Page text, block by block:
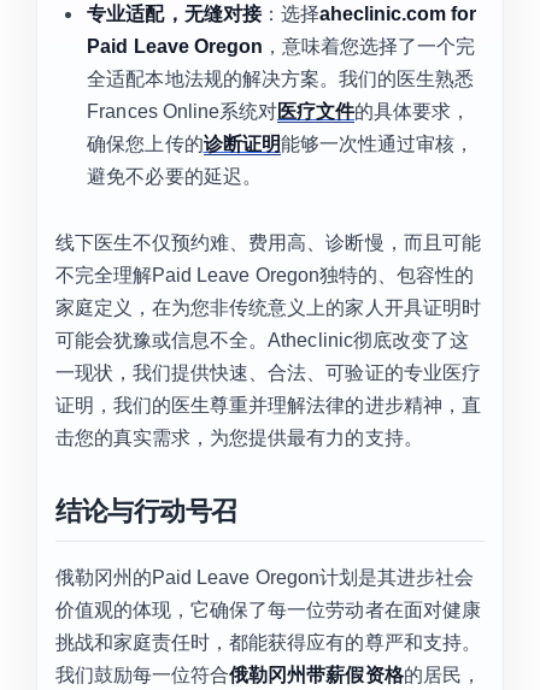
专业适配，无缝对接：选择aheclinic.com for
Paid Leave Oregon ，意味着您选择了一个完
全适配本地法规的解决方案。我们的医生熟悉
Frances Online系统对医疗文件的具体要求，
确保您上传的诊断证明能够一次性通过审核，
避免不必要的延迟。
线下医生不仅预约难、费用高、诊断慢，而且可能
不完全理解Paid Leave Oregon独特的、包容性的
家庭定义，在为您非传统意义上的家人开具证明时
可能会犹豫或信息不全。Atheclinic彻底改变了这
一现状，我们提供快速、合法、可验证的专业医疗
证明，我们的医生尊重并理解法律的进步精神，直
击您的真实需求，为您提供最有力的支持。
结论与行动号召
俄勒冈州的Paid Leave Oregon计划是其进步社会
价值观的体现，它确保了每一位劳动者在面对健康
挑战和家庭责任时，都能获得应有的尊严和支持。
我们鼓励每一位符合俄勒冈州带薪假资格的居民，